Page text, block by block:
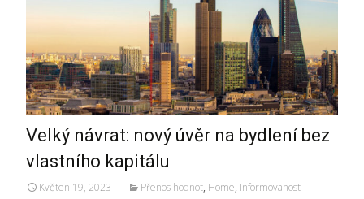
Velký návrat: nový úvěr na bydlení bez
vlastního kapitálu
Květen 19, 2023 Přenos hodnot, Home, Informovanost